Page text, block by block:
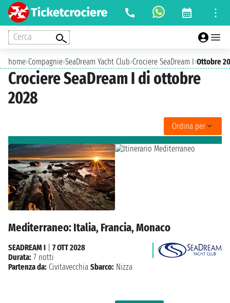
Cerca
home›Compagnie›SeaDream Yacht Club›Crociere SeaDream I›Ottobre
Crociere SeaDream I di ottobre
2028
Ordina per
Mediterraneo: Italia, Francia, Monaco
SEADREAM I
7 OTT 2028
Durata: 7 notti
Partenza da: Civitavecchia Sbarco: Nizza